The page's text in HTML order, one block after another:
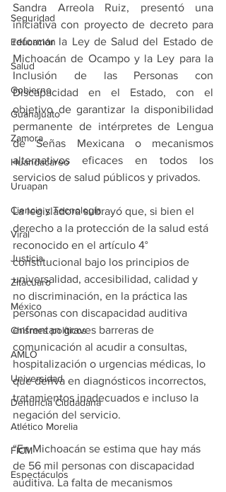
Seguridad
Educación
Salud
Gobierno
Guanajuato
Zamora
Huandacareo
Uruapan
Ciencia y Tecnología
Viral
Justicia
Zitácuaro
México
Chismes políticos
AMLO
Universidad
Denuncia Ciudadana
Atlético Morelia
FICM
Espectáculos
Sandra Arreola Ruiz, presentó una
iniciativa con proyecto de decreto para
reformar la Ley de Salud del Estado de
Michoacán de Ocampo y la Ley para la
Inclusión de las Personas con
Discapacidad en el Estado, con el
objetivo de garantizar la disponibilidad
permanente de intérpretes de Lengua
de Señas Mexicana o mecanismos
alternativos eficaces en todos los
servicios de salud públicos y privados.
La legisladora subrayó que, si bien el
derecho a la protección de la salud está
reconocido en el artículo 4°
constitucional bajo los principios de
universalidad, accesibilidad, calidad y
no discriminación, en la práctica las
personas con discapacidad auditiva
enfrentan graves barreras de
comunicación al acudir a consultas,
hospitalización o urgencias médicas, lo
que deriva en diagnósticos incorrectos,
tratamientos inadecuados e incluso la
negación del servicio.
“En Michoacán se estima que hay más
de 56 mil personas con discapacidad
auditiva. La falta de mecanismos